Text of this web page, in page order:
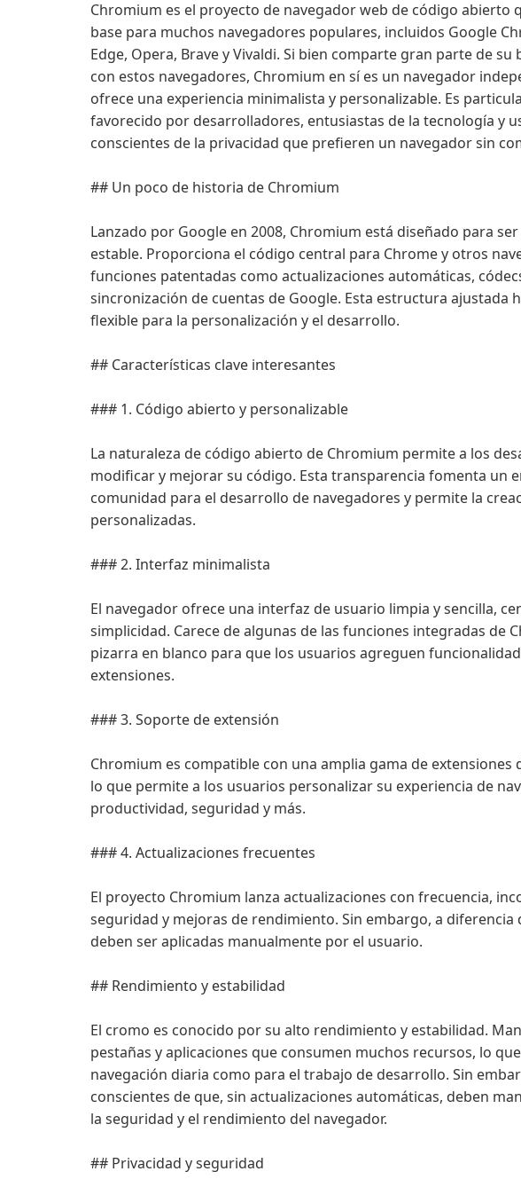
Chromium es el proyecto de navegador web de código abierto
base para muchos navegadores populares, incluidos Google
Edge, Opera, Brave y Vivaldi. Si bien comparte gran parte de su
con estos navegadores, Chromium en sí es un navegador
ofrece una experiencia minimalista y personalizable. Es
favorecido por desarrolladores, entusiastas de la tecnología y
conscientes de la privacidad que prefieren un navegador sin
## Un poco de historia de Chromium
Lanzado por Google en 2008, Chromium está diseñado para
estable. Proporciona el código central para Chrome y otros
funciones patentadas como actualizaciones automáticas,
sincronización de cuentas de Google. Esta estructura ajustada
flexible para la personalización y el desarrollo.
## Características clave interesantes
### 1. Código abierto y personalizable
La naturaleza de código abierto de Chromium permite a los
modificar y mejorar su código. Esta transparencia fomenta un
comunidad para el desarrollo de navegadores y permite la
personalizadas.
### 2. Interfaz minimalista
El navegador ofrece una interfaz de usuario limpia y sencilla,
simplicidad. Carece de algunas de las funciones integradas de
pizarra en blanco para que los usuarios agreguen
extensiones.
### 3. Soporte de extensión
Chromium es compatible con una amplia gama de extensiones
lo que permite a los usuarios personalizar su experiencia de
productividad, seguridad y más.
### 4. Actualizaciones frecuentes
El proyecto Chromium lanza actualizaciones con frecuencia,
seguridad y mejoras de rendimiento. Sin embargo, a diferencia
deben ser aplicadas manualmente por el usuario.
## Rendimiento y estabilidad
El cromo es conocido por su alto rendimiento y estabilidad.
pestañas y aplicaciones que consumen muchos recursos, lo
navegación diaria como para el trabajo de desarrollo. Sin
conscientes de que, sin actualizaciones automáticas, deben
la seguridad y el rendimiento del navegador.
## Privacidad y seguridad